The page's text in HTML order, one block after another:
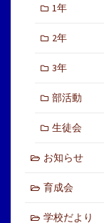
1年
2年
3年
部活動
生徒会
お知らせ
育成会
学校だより